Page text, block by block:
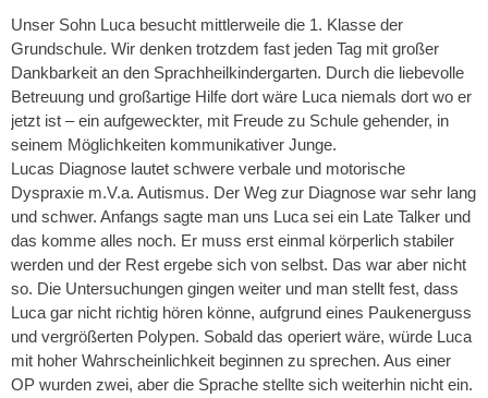
Unser Sohn Luca besucht mittlerweile die 1. Klasse der
Grundschule. Wir denken trotzdem fast jeden Tag mit großer
Dankbarkeit an den Sprachheilkindergarten. Durch die liebevolle
Betreuung und großartige Hilfe dort wäre Luca niemals dort wo er
jetzt ist – ein aufgeweckter, mit Freude zu Schule gehender, in
seinem Möglichkeiten kommunikativer Junge.
Lucas Diagnose lautet schwere verbale und motorische
Dyspraxie m.V.a. Autismus. Der Weg zur Diagnose war sehr lang
und schwer. Anfangs sagte man uns Luca sei ein Late Talker und
das komme alles noch. Er muss erst einmal körperlich stabiler
werden und der Rest ergebe sich von selbst. Das war aber nicht
so. Die Untersuchungen gingen weiter und man stellt fest, dass
Luca gar nicht richtig hören könne, aufgrund eines Paukenerguss
und vergrößerten Polypen. Sobald das operiert wäre, würde Luca
mit hoher Wahrscheinlichkeit beginnen zu sprechen. Aus einer
OP wurden zwei, aber die Sprache stellte sich weiterhin nicht ein.